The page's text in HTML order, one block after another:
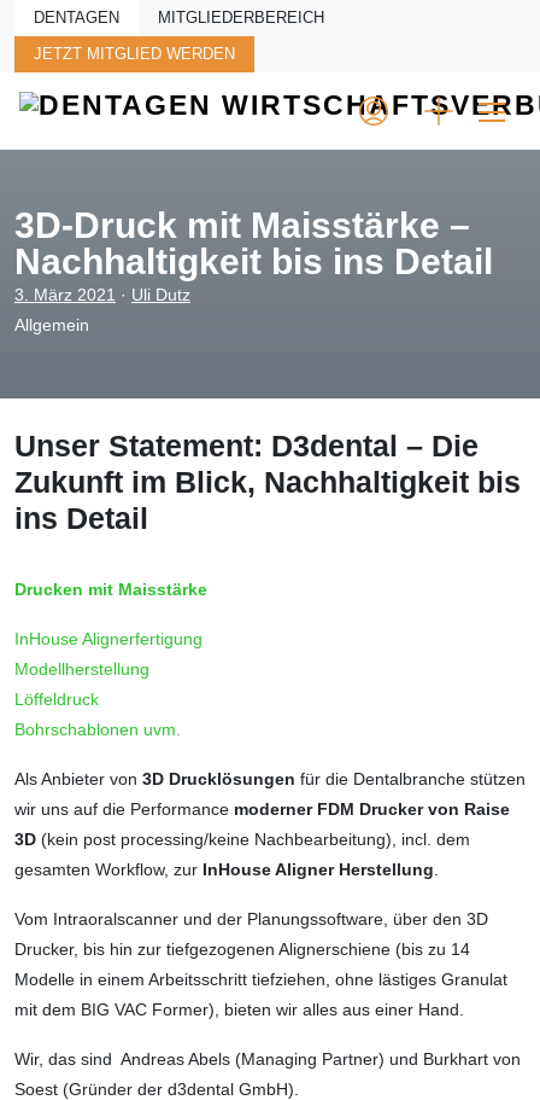
Skip to main content
DENTAGEN MITGLIEDERBEREICH
JETZT MITGLIED WERDEN
3D-Druck mit Maisstärke –
Nachhaltigkeit bis ins Detail
3. März 2021 · Uli Dutz
Allgemein
Unser Statement: D3dental – Die
Zukunft im Blick, Nachhaltigkeit bis
ins Detail
Drucken mit Maisstärke
InHouse Alignerfertigung
Modellherstellung
Löffeldruck
Bohrschablonen uvm.
Als Anbieter von 3D Drucklösungen für die Dentalbranche stützen
wir uns auf die Performance moderner FDM Drucker von Raise
3D (kein post processing/keine Nachbearbeitung), incl. dem
gesamten Workflow, zur InHouse Aligner Herstellung
Vom Intraoralscanner und der Planungs­software, über den 3D
Drucker, bis hin zur tiefgezogenen Alignerschiene (bis zu 14
Modelle in einem Arbeitsschritt tiefziehen, ohne lästiges Granulat
mit dem BIG VAC Former), bieten wir alles aus einer Hand.
Wir, das sind Andreas Abels (Managing Partner) und Burkhart von
Soest (Gründer der d3dental GmbH).